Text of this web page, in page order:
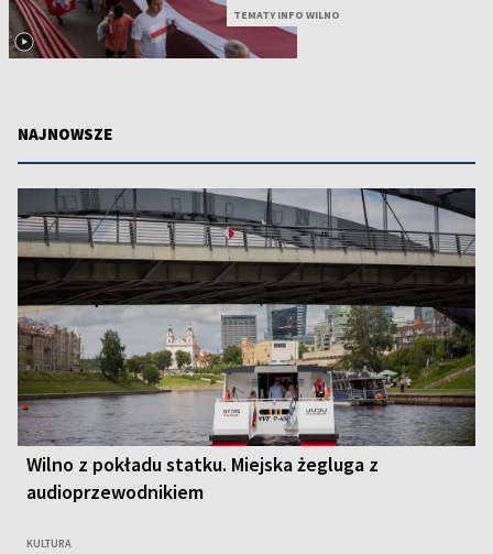
TEMATY INFO WILNO
NAJNOWSZE
Wilno z pokładu statku. Miejska żegluga z
audioprzewodnikiem
KULTURA